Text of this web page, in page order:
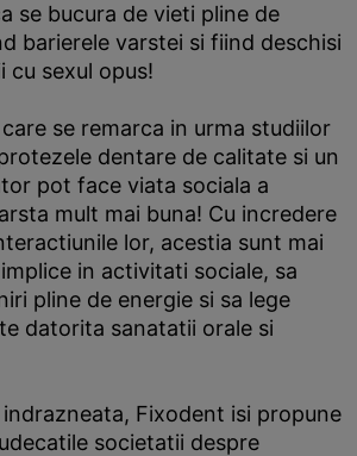
se bucura de vieti pline de
barierele varstei si fiind deschisi
cu sexul opus!
se remarca in urma studiilor
dentare de calitate si un
pot face viata sociala a
mult mai buna! Cu incredere
lor, acestia sunt mai
in activitati sociale, sa
pline de energie si sa lege
datorita sanatatii orale si
Fixodent isi propune
societatii despre